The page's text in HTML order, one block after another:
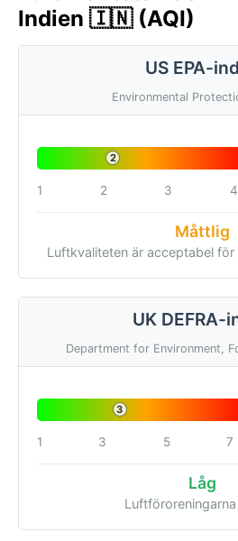
Indien 🇮🇳 (AQI)
US EPA-
Environmental
2
1 2 3 4
Måttlig
Luftkvaliteten är acceptabel
UK DEFRA-
Department for Environment,
3
1 3 5 7
Låg